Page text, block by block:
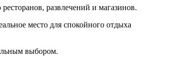
развлечений и магазинов.
место для спокойного отдыха
выбором.